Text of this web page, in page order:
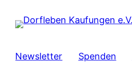
Newsletter Spenden